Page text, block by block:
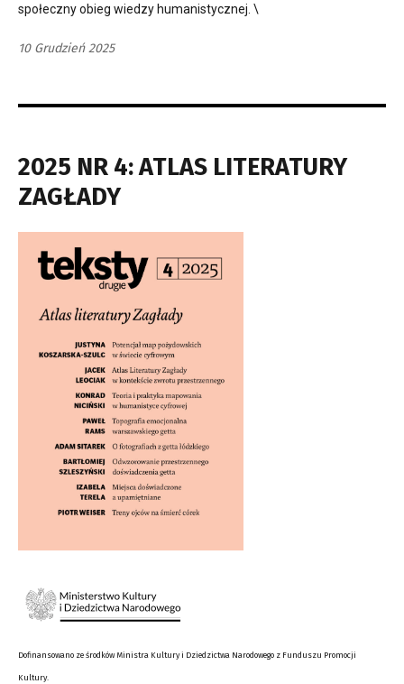
społeczny obieg wiedzy humanistycznej. \
10 Grudzień 2025
2025 NR 4: ATLAS LITERATURY
ZAGŁADY
Dofinansowano ze środków Ministra Kultury i Dziedzictwa Narodowego z Funduszu Promocji
Kultury.